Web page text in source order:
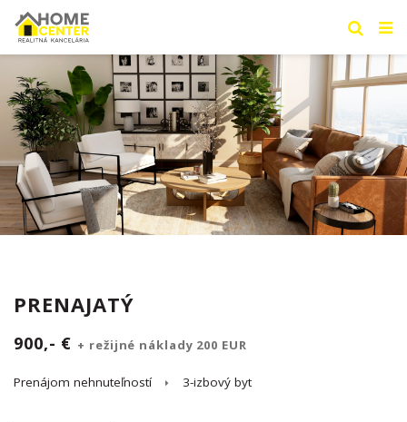
PRENAJATÝ
900,- € + režijné náklady 200 EUR
Prenájom nehnuteľností 3-izbový byt